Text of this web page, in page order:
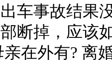
车事故结果
断掉，应该
在外有? 离